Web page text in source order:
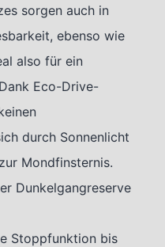
sorgen auch in
ebenso wie
also für ein
Eco-Drive-
durch Sonnenlicht
Mondfinsternis.
Dunkelgangreserve
Stoppfunktion bis